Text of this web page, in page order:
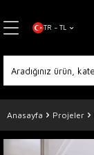
TR − TL
Anasayfa Projeler